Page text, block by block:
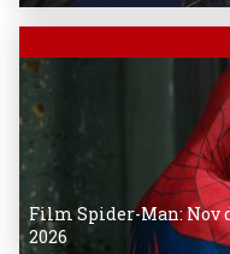
Film Spider-Man:
2026